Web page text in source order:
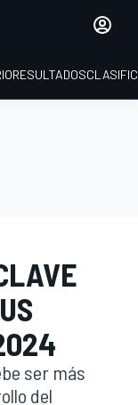
RESULTADOS
ser más
del